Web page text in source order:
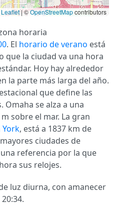
Leaflet|©OpenStreetMapcontributors
horaria
. El horario de verano está
que la ciudad va una hora
Hoy hay alrededor
la parte más larga del año.
que define las
Omaha se alza a una
sobre el mar. La gran
York, está a 1837 km de
ciudades de
referencia por la que
sus relojes.
luz diurna, con amanecer